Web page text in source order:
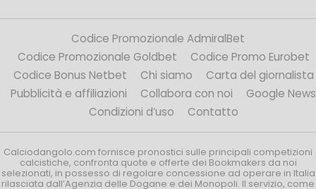
Codice Promozionale AdmiralBet
Codice Promozionale Goldbet
Codice Promo Eurobet
Codice Bonus Netbet
Chi siamo
Carta del giornalista
Pubblicità e affiliazioni
Collabora con noi
Google News
Condizioni d’uso
Contatto
Calciodangolo.com fornisce pronostici sulle principali competizioni
calcistiche, confronta quote e offerte dei Bookmakers da noi
selezionati, in possesso di regolare concessione ad operare in Italia
rilasciata dall’Agenzia delle Dogane e dei Monopoli. Il servizio, come